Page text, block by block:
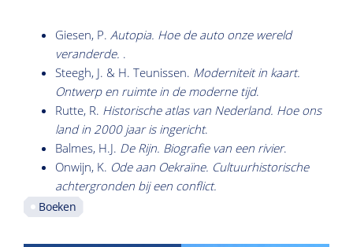
Giesen, P. Autopia. Hoe de auto onze wereld
veranderde. .
Steegh, J. & H. Teunissen. Moderniteit in kaart.
Ontwerp en ruimte in de moderne tijd.
Rutte, R. Historische atlas van Nederland. Hoe ons
land in 2000 jaar is ingericht.
Balmes, H.J. De Rijn. Biografie van een rivier.
Onwijn, K. Ode aan Oekraïne. Cultuurhistorische
achtergronden bij een conflict.
Boeken